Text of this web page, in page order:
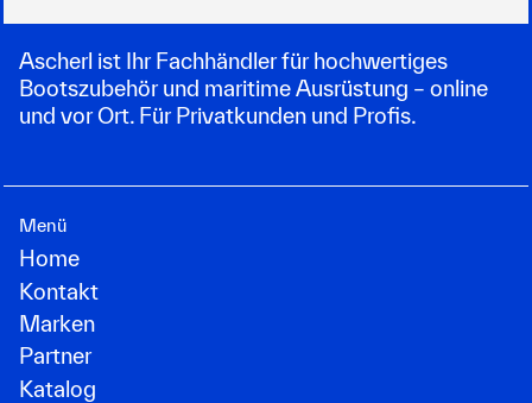
Ascherl ist Ihr Fachhändler für hochwertiges
Bootszubehör und maritime Ausrüstung – online
und vor Ort. Für Privatkunden und Profis.
Menü
Home
Kontakt
Marken
Partner
Katalog